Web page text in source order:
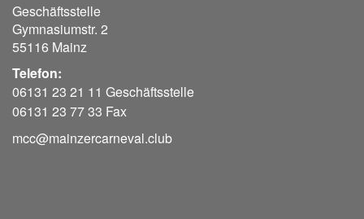
Geschäftsstelle
Gymnasiumstr. 2
55116 Mainz
Telefon:
06131 23 21 11 Geschäftsstelle
06131 23 77 33 Fax
mcc@mainzercarneval.club